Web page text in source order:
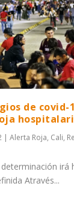
de covid-
|Alerta Roja, Cali,
determinación irá
Através...